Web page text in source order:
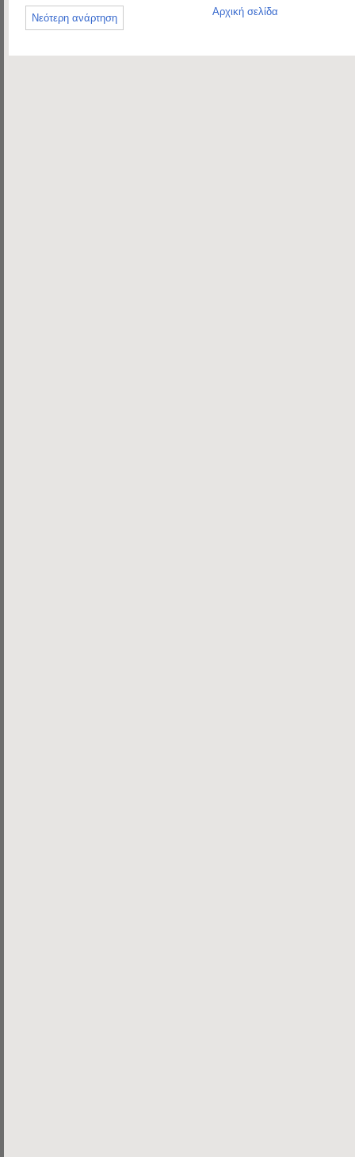
Νεότερη ανάρτηση
Αρχική σελίδα